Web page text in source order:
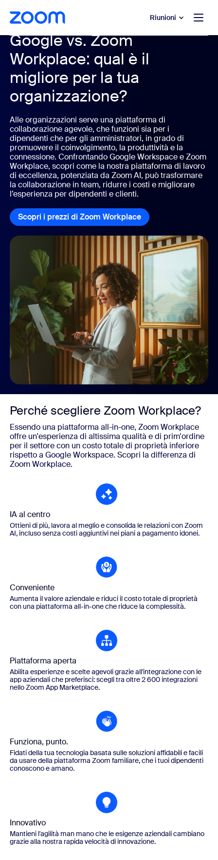
principale
di assistenza Riunioni
Google vs. Zoom
Workplace: qual è il
migliore per la tua
organizzazione?
Alle organizzazioni serve una piattaforma di
collaborazione agevole, che funzioni sia per i
dipendenti che per gli amministratori, in grado di
promuovere il coinvolgimento, la produttività e la
connessione. Confrontando Google Workspace e Zoom
Workplace, scopri come la nostra piattaforma di lavoro
di eccellenza, potenziata da Zoom AI, può trasformare
la collaborazione in team, ridurre i costi e migliorare
l’esperienza per dipendenti e clienti.
Scopri i prezzi di Zoom Workplace
Perché scegliere Zoom Workplace?
Essendo una piattaforma all-in-one, Zoom Workplace
offre un'esperienza di altissima qualità e di prim'ordine
per il settore con un costo totale di proprietà inferiore
rispetto a Google Workspace. Scopri la differenza di
Zoom Workplace.
IA al centro
Ottieni di più, lavora al meglio e consolida le relazioni con Zoom
AI, incluso senza costi aggiuntivi nei piani a pagamento idonei.
Conveniente
Aumenta il valore aziendale e riduci il costo totale di proprietà
con una piattaforma all-in-one che riduce la complessità.
Piattaforma aperta
Abilita esperienze e scelte agevoli grazie all'integrazione con le
app aziendali che preferisci: scegli tra oltre 2 600 integrazioni
nello Zoom App Marketplace.
Funziona, punto.
Fidati della tua tecnologia basata sulle soluzioni affidabili e facili
da usare della piattaforma Zoom familiare, che i tuoi dipendenti
conoscono e amano.
Innovativo
Mantieni l'agilità man mano che le esigenze aziendali cambiano
grazie alla nostra rapida velocità di innovazione.